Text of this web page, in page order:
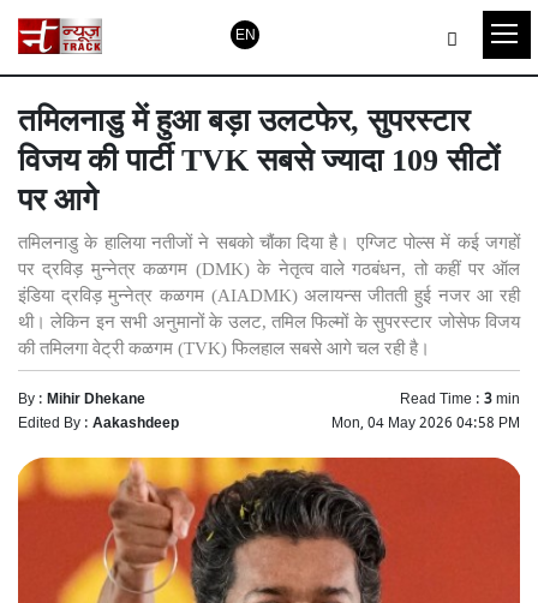
EN
तमिलनाडु में हुआ बड़ा उलटफेर, सुपरस्टार
विजय की पार्टी TVK सबसे ज्यादा 109 सीटों
पर आगे
तमिलनाडु के हालिया नतीजों ने सबको चौंका दिया है। एग्जिट पोल्स में कई जगहों
पर द्रविड़ मुन्नेत्र कळगम (DMK) के नेतृत्व वाले गठबंधन, तो कहीं पर ऑल
इंडिया द्रविड़ मुन्नेत्र कळगम (AIADMK) अलायन्स जीतती हुई नजर आ रही
थी। लेकिन इन सभी अनुमानों के उलट, तमिल फिल्मों के सुपरस्टार जोसेफ विजय
की तमिलगा वेट्री कळगम (TVK) फिलहाल सबसे आगे चल रही है।
By :Mihir Dhekane Read Time :3min
Edited By :Aakashdeep Mon, 04 May 2026 04:58 PM